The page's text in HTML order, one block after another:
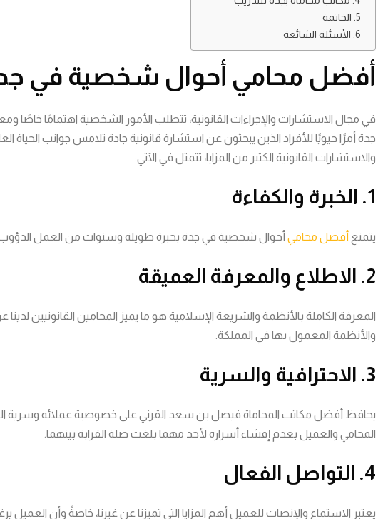
الخاتمة
الأسئلة الشائعة
أفضل محامي أحوال شخصية في
في مجال الاستشارات والإجراءات القانونية، تتطلب الأمور الشخصية اهتمامًا
جدة أمرًا حيويًا للأفراد الذين يبحثون عن استشارة قانونية جادة تلامس جوانب الحياة
والاستشارات القانونية الكثير من المزايا، تتمثل في الآتي:
1. الخبرة والكفاءة
يتمتع أفضل محامي أحوال شخصية في جدة بخبرة طويلة وسنوات من العمل الدؤوب
2. الاطلاع والمعرفة العميقة
المعرفة الكاملة بالأنظمة والشريعة الإسلامية هو ما يميز المحامين القانونيين
والأنظمة المعمول بها في المملكة.
3. الاحترافية والسرية
يحافظ أفضل مكاتب المحاماة فيصل بن سعد القرني على خصوصية عملائه وسرية
المحامي والعميل بعدم إفشاء أسراره لأحد مهما بلغت صلة القرابة بينهما.
4. التواصل الفعال
يعتبر الاستماع والإنصات للعميل أهم المزايا التي تميزنا عن غيرنا، خاصةً وأن